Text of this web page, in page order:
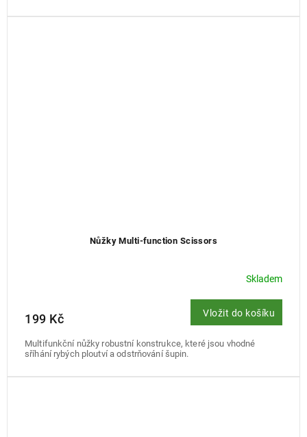
Nůžky Multi-function Scissors
Skladem
199 Kč Vložit do košíku
Multifunkční nůžky robustní konstrukce, které jsou vhodné
sříhání rybých ploutví a odstrňování šupin.